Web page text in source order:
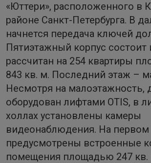
«Юттери», расположенного в
районе Санкт-Петербурга. В
начнется передача ключей
Пятиэтажный корпус состоит
рассчитан на 254 квартиры
843 кв. м. Последний этаж –
Несмотря на малоэтажность,
оборудован лифтами OTIS, в
холлах установлены камеры
видеонаблюдения. На первом
предусмотрены встроенные
помещения площадью 247 кв.